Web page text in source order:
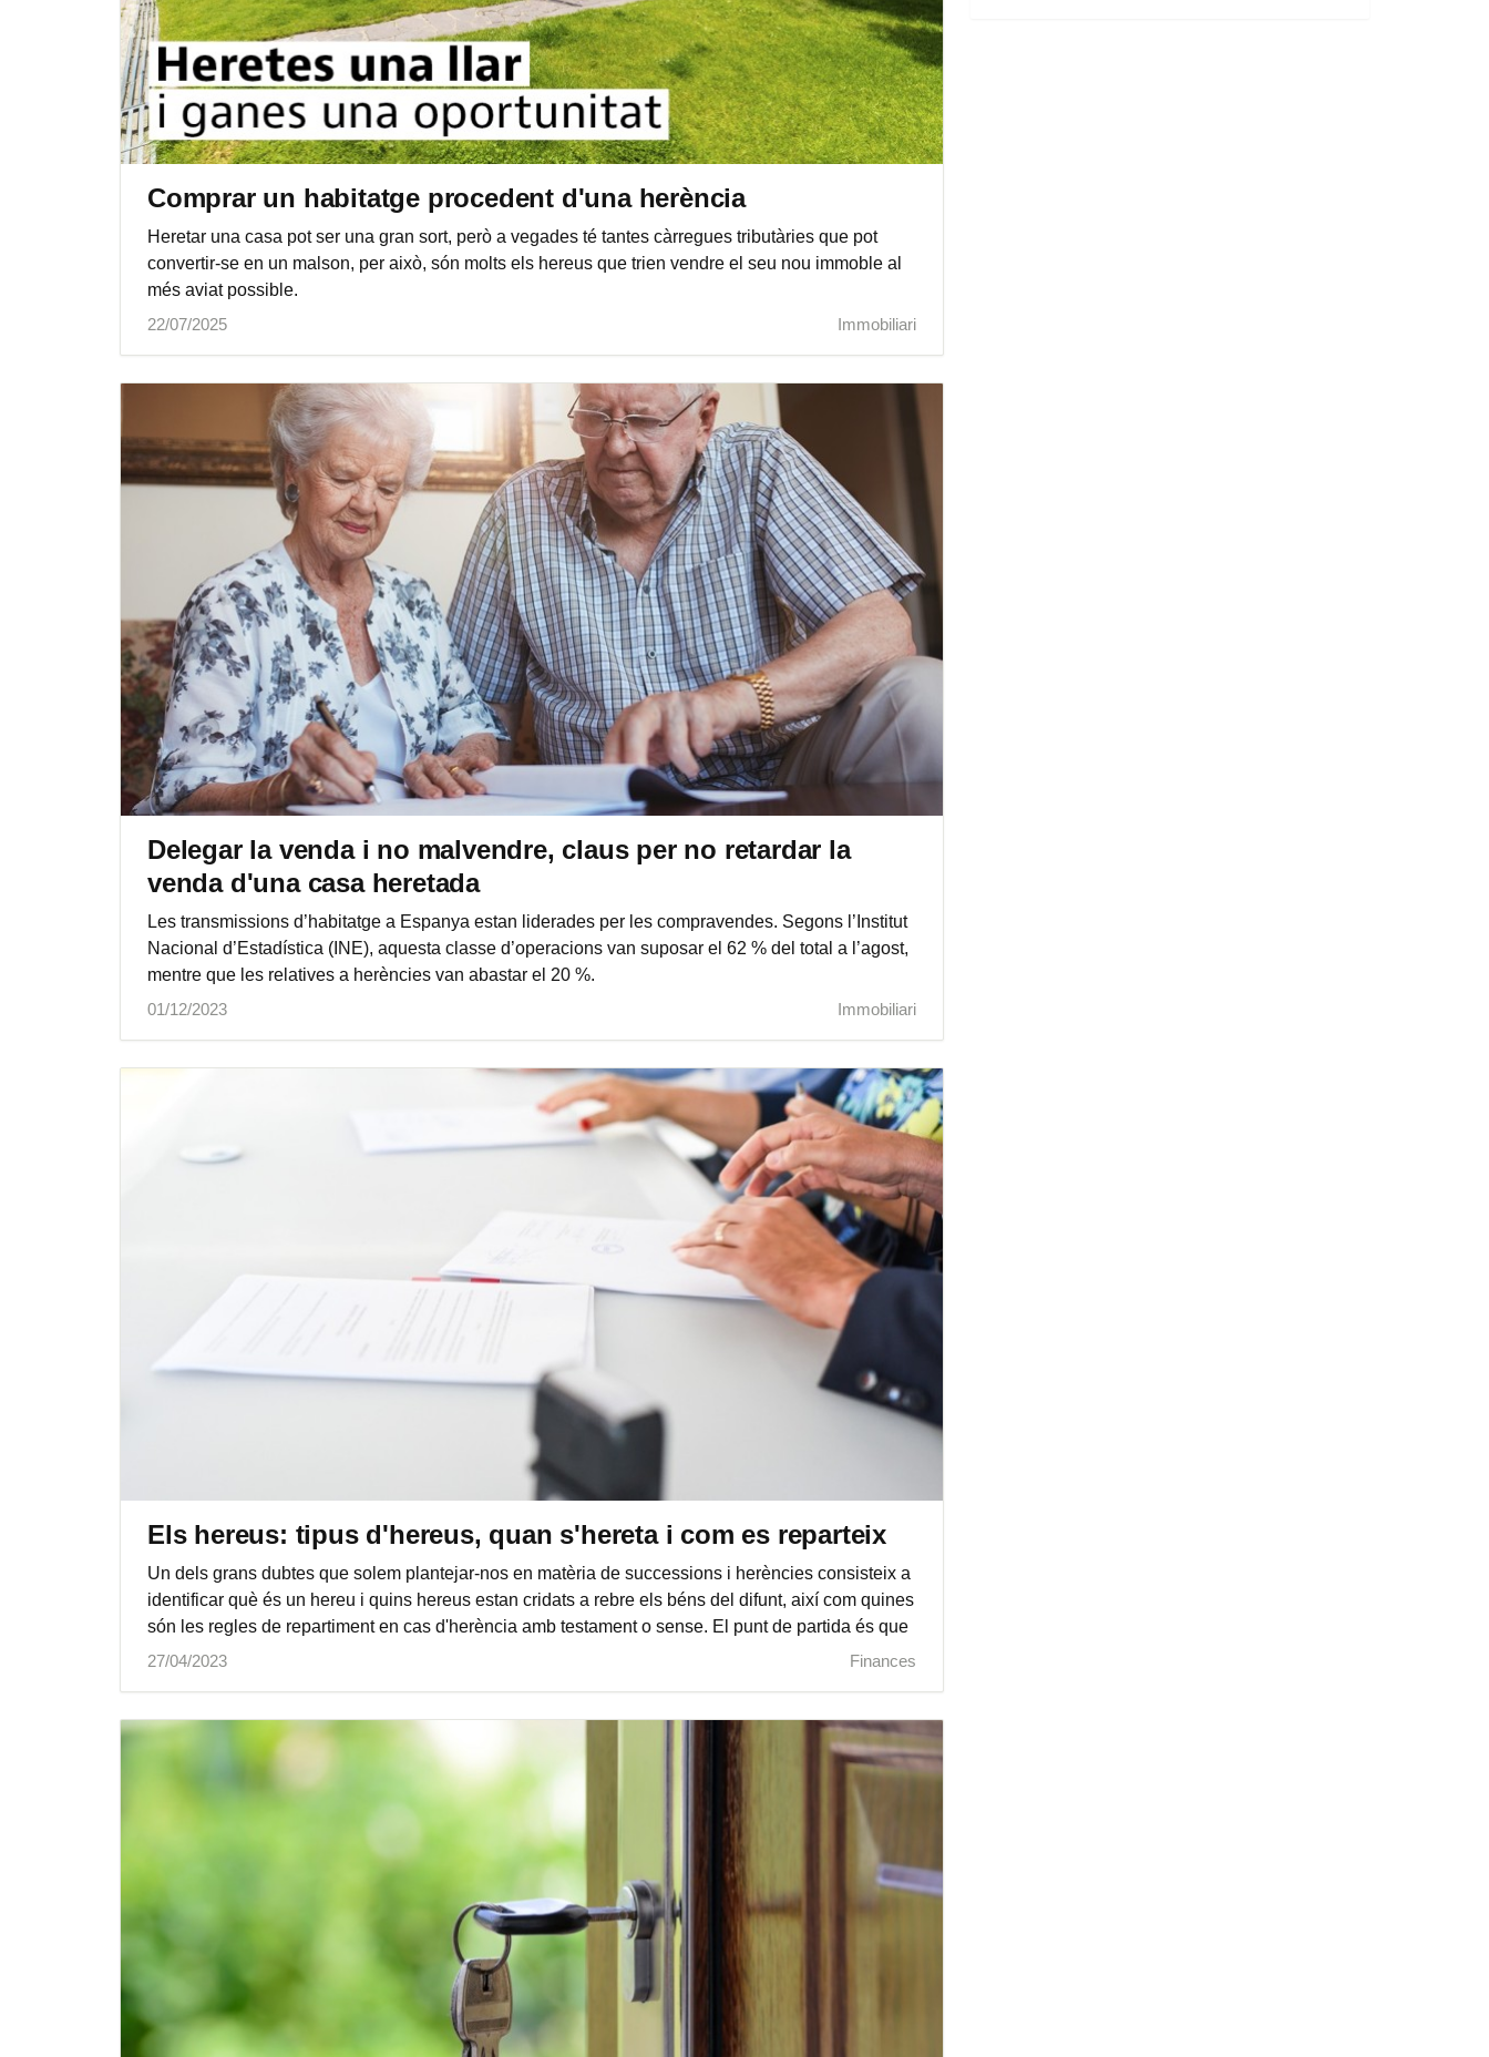
Comprar un habitatge procedent d'una herència
Heretar una casa pot ser una gran sort, però a vegades té tantes càrregues tributàries que pot
convertir-se en un malson, per això, són molts els hereus que trien vendre el seu nou immoble al
més aviat possible.
22/07/2025
Immobiliari
Delegar la venda i no malvendre, claus per no retardar la
venda d'una casa heretada
Les transmissions d’habitatge a Espanya estan liderades per les compravendes. Segons l’Institut
Nacional d’Estadística (INE), aquesta classe d’operacions van suposar el 62 % del total a l’agost,
mentre que les relatives a herències van abastar el 20 %.
01/12/2023
Immobiliari
Els hereus: tipus d'hereus, quan s'hereta i com es reparteix
Un dels grans dubtes que solem plantejar-nos en matèria de successions i herències consisteix a
identificar què és un hereu i quins hereus estan cridats a rebre els béns del difunt, així com quines
són les regles de repartiment en cas d'herència amb testament o sense. El punt de partida és que
27/04/2023
Finances